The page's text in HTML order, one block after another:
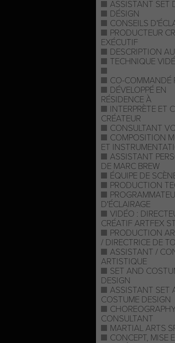
ASSISTANT SET
DÉSIGN
CONSEILS
PRODUCTEUR
EXÉCUTIF
DESCRIPTION
TECHNIQUE
CO-COMMANDÉ
DÉVELOPPÉ EN
RÉSIDENCE À
INTERPRÈTE ET
CRÉATEUR
CONSULTANT
COMPOSITION
ET
ASSISTANT
DE MARC BREW
ÉQUIPE DE
PRODUCTION
D'ÉCLAIRAGE
VIDÉO :
CRÉATIF ARTFEX
PRODUCTION
/ DIRECTRICE DE
ASSISTANT /
ARTISTIQUE
SET AND
DESIGN
ASSISTANT SET
COSTUME DESIGN
CONSULTANT
MARTIAL ARTS
CONCEPT, MISE